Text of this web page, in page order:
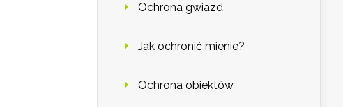
Ochrona gwiazd
Jak ochronić mienie?
Ochrona obiektów